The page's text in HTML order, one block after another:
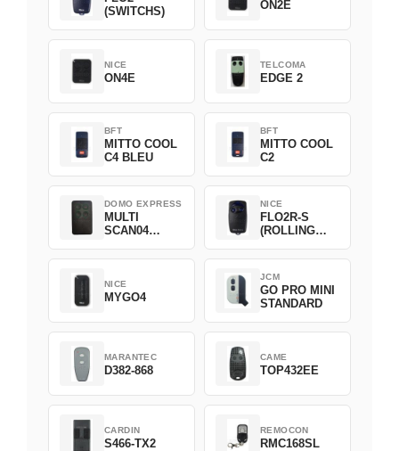
(SWITCHS)
ON2E
NICE
ON4E
TELCOMA
EDGE 2
BFT
MITTO COOL
C4 BLEU
BFT
MITTO COOL
C2
DOMO EXPRESS
MULTI
SCAN04
NICE
FLO2R-S
(ROLLING
NICE
MYGO4
JCM
GO PRO MINI
STANDARD
MARANTEC
D382-868
CAME
TOP432EE
CARDIN
S466-TX2
REMOCON
RMC168SL